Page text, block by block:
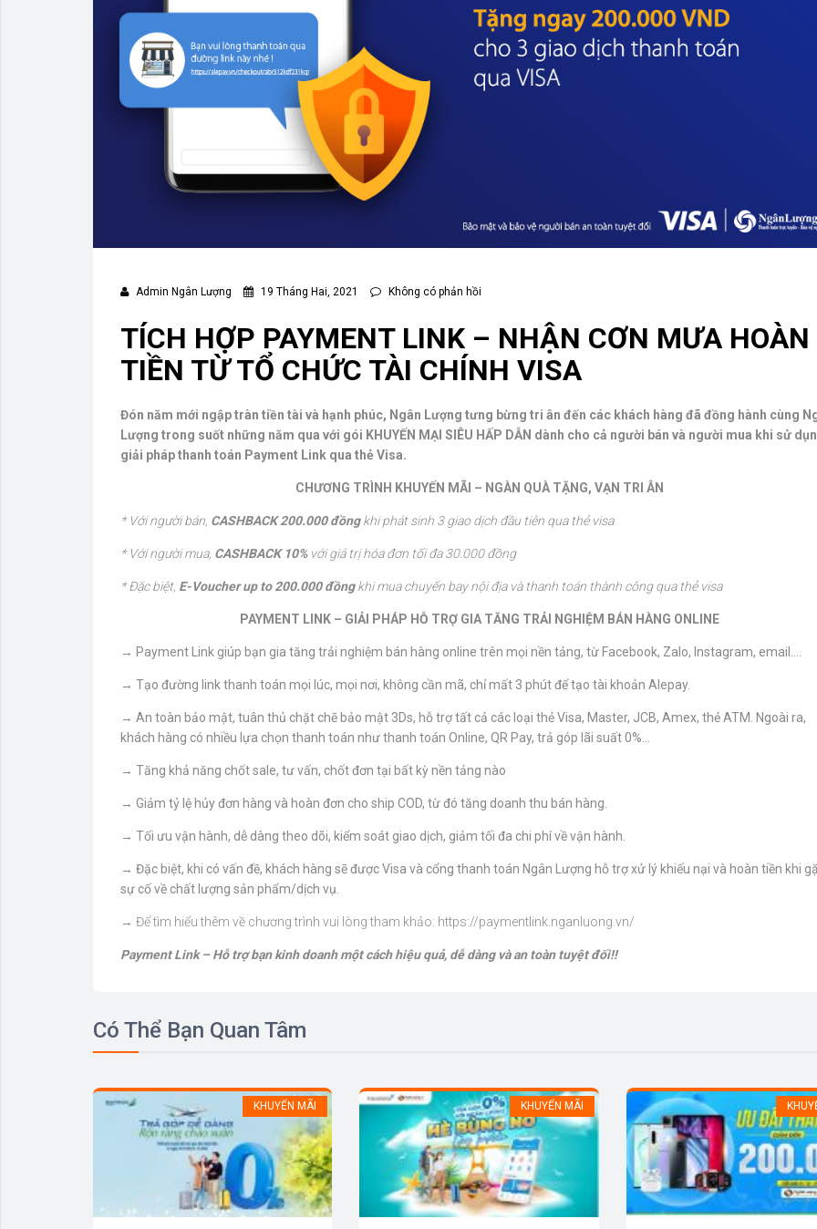
Admin Ngân Lượng 19 Tháng Hai, 2021 Không có phản hồi
TÍCH HỢP PAYMENT LINK – NHẬN CƠN MƯA HOÀN
TIỀN TỪ TỔ CHỨC TÀI CHÍNH VISA
Đón năm mới ngập tràn tiền tài và hạnh phúc, Ngân Lượng tưng bừng tri ân đến các khách hàng đã đồng hành cùng
Lượng trong suốt những năm qua với gói KHUYẾN MẠI SIÊU HẤP DẪN dành cho cả người bán và người mua khi sử
giải pháp thanh toán Payment Link qua thẻ Visa.
CHƯƠNG TRÌNH KHUYẾN MÃI – NGÀN QUÀ TẶNG, VẠN TRI ÂN
* Với người bán, CASHBACK 200.000 đồngkhi phát sinh 3 giao dịch đầu tiên qua thẻ visa
* Với người mua, CASHBACK 10%với giá trị hóa đơn tối đa 30.000 đồng
* Đặc biệt, E-Voucher up to 200.000 đồngkhi mua chuyến bay nội địa và thanh toán thành công qua thẻ visa
PAYMENT LINK – GIẢI PHÁP HỖ TRỢ GIA TĂNG TRẢI NGHIỆM BÁN HÀNG ONLINE
→ Payment Link giúp bạn gia tăng trải nghiệm bán hàng online trên mọi nền tảng, từ Facebook, Zalo, Instagram, email….
→ Tạo đường link thanh toán mọi lúc, mọi nơi, không cần mã, chỉ mất 3 phút để tạo tài khoản Alepay.
→ An toàn bảo mật, tuân thủ chặt chẽ bảo mật 3Ds, hỗ trợ tất cả các loại thẻ Visa, Master, JCB, Amex, thẻ ATM. Ngoài ra,
khách hàng có nhiều lựa chọn thanh toán như thanh toán Online, QR Pay, trả góp lãi suất 0%…
→ Tăng khả năng chốt sale, tư vấn, chốt đơn tại bất kỳ nền tảng nào
→ Giảm tỷ lệ hủy đơn hàng và hoàn đơn cho ship COD, từ đó tăng doanh thu bán hàng.
→ Tối ưu vận hành, dễ dàng theo dõi, kiểm soát giao dịch, giảm tối đa chi phí về vận hành.
→ Đặc biệt, khi có vấn đề, khách hàng sẽ được Visa và cổng thanh toán Ngân Lượng hỗ trợ xử lý khiếu nại và hoàn tiền khi
sự cố về chất lượng sản phẩm/dịch vụ.
→ Để tìm hiểu thêm về chương trình vui lòng tham khảo: https://paymentlink.nganluong.vn/
Payment Link – Hỗ trợ bạn kinh doanh một cách hiệu quả, dễ dàng và an toàn tuyệt đối!!
Có Thể Bạn Quan Tâm
KHUYẾN MÃI KHUYẾN MÃI